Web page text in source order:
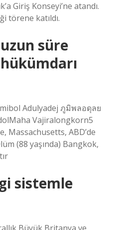
Giriş Konseyi’ne atandı.
törene katıldı.
süre
Adulyadej ภูมิพลอดุลย
Vajiralongkorn5
Massachusetts, ABD’de
(88 yaşında) Bangkok,
sistemle